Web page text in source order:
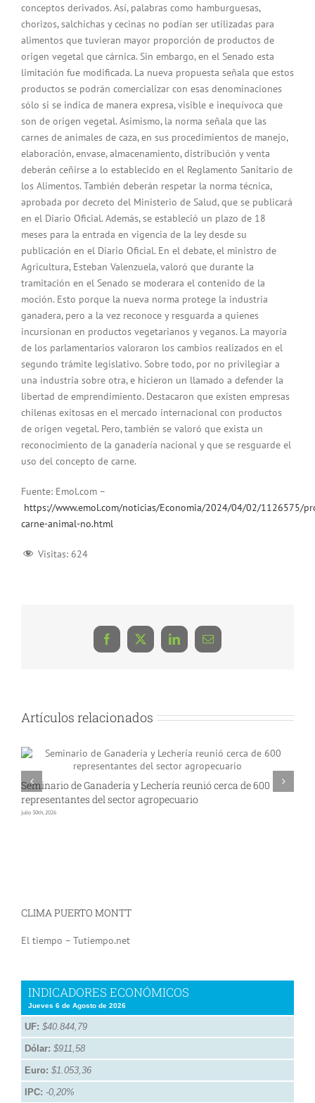
conceptos derivados. Así, palabras como hamburguesas,
chorizos, salchichas y cecinas no podían ser utilizadas para
alimentos que tuvieran mayor proporción de productos de
origen vegetal que cárnica. Sin embargo, en el Senado esta
limitación fue modificada. La nueva propuesta señala que estos
productos se podrán comercializar con esas denominaciones
sólo si se indica de manera expresa, visible e inequívoca que
son de origen vegetal. Asimismo, la norma señala que las
carnes de animales de caza, en sus procedimientos de manejo,
elaboración, envase, almacenamiento, distribución y venta
deberán ceñirse a lo establecido en el Reglamento Sanitario de
los Alimentos. También deberán respetar la norma técnica,
aprobada por decreto del Ministerio de Salud, que se publicará
en el Diario Oficial. Además, se estableció un plazo de 18
meses para la entrada en vigencia de la ley desde su
publicación en el Diario Oficial. En el debate, el ministro de
Agricultura, Esteban Valenzuela, valoró que durante la
tramitación en el Senado se moderara el contenido de la
moción. Esto porque la nueva norma protege la industria
ganadera, pero a la vez reconoce y resguarda a quienes
incursionan en productos vegetarianos y veganos. La mayoría
de los parlamentarios valoraron los cambios realizados en el
segundo trámite legislativo. Sobre todo, por no privilegiar a
una industria sobre otra, e hicieron un llamado a defender la
libertad de emprendimiento. Destacaron que existen empresas
chilenas exitosas en el mercado internacional con productos
de origen vegetal. Pero, también se valoró que exista un
reconocimiento de la ganadería nacional y que se resguarde el
uso del concepto de carne.
Fuente: Emol.com –
https://www.emol.com/noticias/Economia/2024/04/02/1126575/
carne-animal-no.html
Visitas: 624
Facebook
X LinkedInCorreo
electrónico
Artículos relacionados
Seminario de Ganadería y Lechería reunió cerca de 600
representantes del sector agropecuario
julio 30th, 2026
CLIMA PUERTO MONTT
El tiempo – Tutiempo.net
INDICADORES ECONÓMICOS
Jueves 6 de Agosto de 2026
UF: $40.844,79
Dólar: $911,58
Euro: $1.053,36
IPC: -0,20%